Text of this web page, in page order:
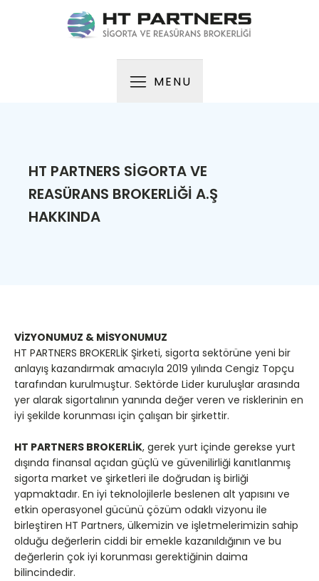
MENU
HT PARTNERS SİGORTA VE
REASÜRANS BROKERLİĞİ A.Ş
HAKKINDA
VİZYONUMUZ & MİSYONUMUZ
HT PARTNERS BROKERLİK Şirketi, sigorta sektörüne yeni bir
anlayış kazandırmak amacıyla 2019 yılında Cengiz Topçu
tarafından kurulmuştur. Sektörde Lider kuruluşlar arasında
yer alarak sigortalının yanında değer veren ve risklerinin en
iyi şekilde korunması için çalışan bir şirkettir.
HT PARTNERS BROKERLİK, gerek yurt içinde gerekse yurt
dışında finansal açıdan güçlü ve güvenilirliği kanıtlanmış
sigorta market ve şirketleri ile doğrudan iş birliği
yapmaktadır. En iyi teknolojilerle beslenen alt yapısını ve
etkin operasyonel gücünü çözüm odaklı vizyonu ile
birleştiren HT Partners, ülkemizin ve işletmelerimizin sahip
olduğu değerlerin ciddi bir emekle kazanıldığının ve bu
değerlerin çok iyi korunması gerektiğinin daima
bilincindedir.